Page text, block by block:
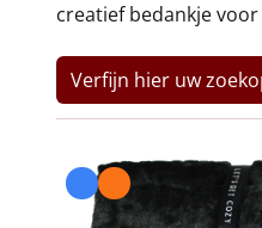
creatief bedankje
Verfijn hier uw